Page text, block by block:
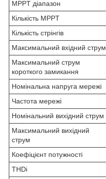
MPPT діапазон
Кількість MPPT
Кількість стрінгів
Максимальний вхідний струм
Максимальний струм
короткого замикання
Номінальна напруга мережі
Частота мережі
Номінальний вихідний струм
Максимальний вихідний
струм
Коефіцієнт потужності
THDi